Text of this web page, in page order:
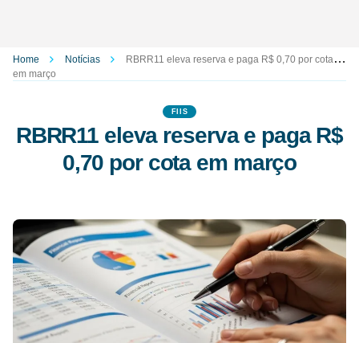
Home Notícias
RBRR11 eleva reserva e paga R$ 0,70 por cota
em março
FIIS
RBRR11 eleva reserva e paga R$
0,70 por cota em março